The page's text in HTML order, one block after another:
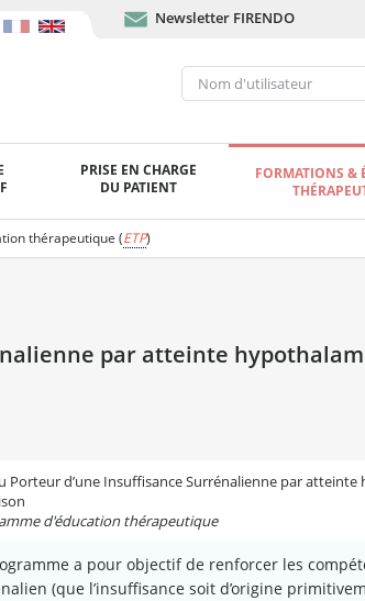
Newsletter FIRENDO
PRISE EN CHARGE
DU PATIENT
FORMATIONS &
thérapeutique (ETP)
par atteinte
Porteur d’une Insuffisance Surrénalienne par
d'éducation thérapeutique
a pour objectif de renforcer les
(que l’insuffisance soit d’origine